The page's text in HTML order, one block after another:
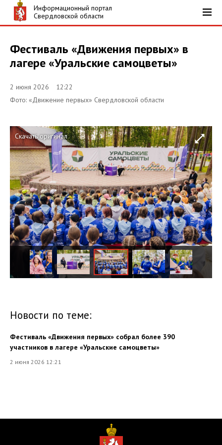
Информационный портал
Свердловской области
Фестиваль «Движения первых» в
лагере «Уральские самоцветы»
2 июня 2026 12:22
Фото: «Движение первых» Свердловской области
Скачать оригинал
Новости по теме:
Фестиваль «Движения первых» собрал более 390
участников в лагере «Уральские самоцветы»
2 июня 2026 12:21